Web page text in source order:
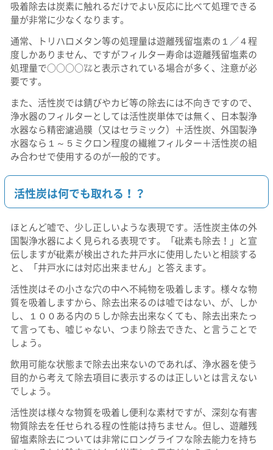
吸着除去は炭素に触れるだけでよい反応に比べて処理できる
量が非常に少なくなります。
通常、トリハロメタン等の処理量は遊離残留塩素の１／４程
度しかありません、ですがフィルター寿命は遊離残留塩素の
処理量で○○○○㍑と表示されている場合が多く、注意が必
要です。
また、活性炭では錆びやカビ等の除去には不向きですので、
浄水器のフィルターとしては活性炭単体では無く、日本製浄
水器なら精密濾過膜（又はセラミック）＋活性炭、外国製浄
水器なら１～５ミクロン程度の繊維フィルター＋活性炭の組
み合わせで使用するのが一般的です。
活性炭は何でも取れる！？
ほとんど嘘で、少し正しいような表現です。活性炭主体の外
国製浄水器によく見られる表現です。「砒素も除去！」と宣
伝しますが砒素が検出された井戸水に使用したいと相談する
と、「井戸水には対応出来ません」と答えます。
活性炭はその小さな穴の中へ不純物を吸着します。様々な物
質を吸着しますから、除去出来るのは嘘ではない、が、しか
し、１００ある内の５しか除去出来なくても、除去出来たっ
て言っても、嘘じゃない、つまり除去できた、と言うことで
しょう。
飲用可能な状態まで除去出来ないのであれば、浄水器を使う
目的から考えて除去項目に表示するのは正しいとは言えない
でしょう。
活性炭は様々な物質を吸着し便利な素材ですが、深刻な有害
物質除去を任せられる程の性能は持ちません。但し、遊離残
留塩素除去については非常にロングライフな除去能力を持ち